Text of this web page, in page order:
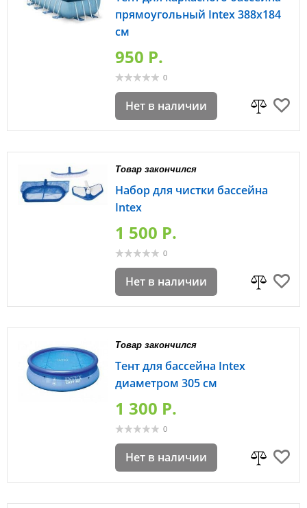
прямоугольный Intex 388х184
см
950 P.
0
Нет в наличии
Товар закончился
Набор для чистки бассейна
Intex
1 500 P.
0
Нет в наличии
Товар закончился
Тент для бассейна Intex
диаметром 305 см
1 300 P.
0
Нет в наличии